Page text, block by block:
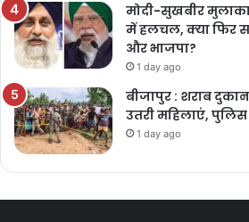
मोदी-सुखबीर
में हलचल, क्या फिर
और भाजपा?
1 day ago
बीजापुर : शराब
उतरी महिलाएं,
1 day ago